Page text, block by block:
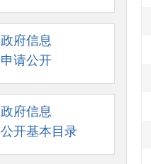
政府信息
申请公开
政府信息
公开基本目录